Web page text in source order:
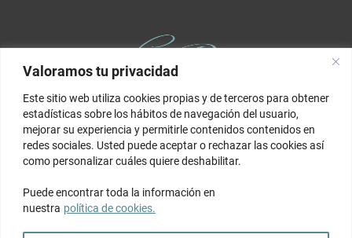
Valoramos tu privacidad
Este sitio web utiliza cookies propias y de terceros para obtener
estadísticas sobre los hábitos de navegación del usuario,
mejorar su experiencia y permitirle contenidos contenidos en
redes sociales. Usted puede aceptar o rechazar las cookies así
como personalizar cuáles quiere deshabilitar.
Puede encontrar toda la información en
nuestra política de cookies.
Clínica Premier Baleares un Centro Sanitario Polivalente (C.2.4)
autorizado por la Conselleria de Salut de Illes Balears. El centro esta
inscrito en el Registro de Centros, Servicios y Establecimientos
Sanitarios con el no. 6003.
C/ Ciutat de Quilmes 10, bjs.,